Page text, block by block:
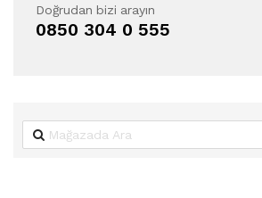
Doğrudan bizi arayın
0850 304 0 555